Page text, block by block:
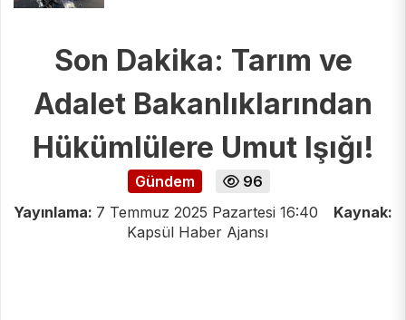
Son Dakika: Tarım ve
Adalet Bakanlıklarından
Hükümlülere Umut Işığı!
Gündem
96
Yayınlama: 7 Temmuz 2025 Pazartesi 16:40
Kaynak:
Kapsül Haber Ajansı